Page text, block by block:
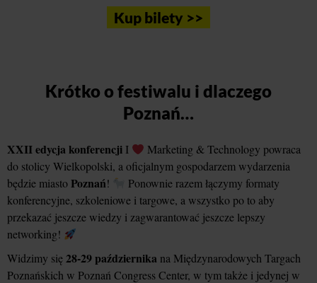
Kup bilety >>
Krótko o festiwalu i dlaczego
Poznań…
XXII edycja konferencji I
Marketing & Technology powraca
do stolicy Wielkopolski, a oficjalnym gospodarzem wydarzenia
będzie miasto Poznań!
Ponownie razem łączymy formaty
konferencyjne, szkoleniowe i targowe, a wszystko po to aby
przekazać jeszcze wiedzy i zagwarantować jeszcze lepszy
networking!
Widzimy się28-29 października na Międzynarodowych Targach
Poznańskich w Poznań Congress Center, w tym także i jedynej w